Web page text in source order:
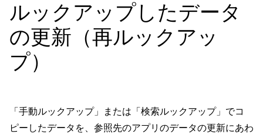
ルックアップしたデータ
の更新（再ルックアッ
プ）
「手動ルックアップ」または「検索ルックアップ」でコ
ピーしたデータを、参照先のアプリのデータの更新にあわ